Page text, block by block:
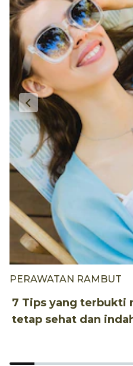
PERAWATAN RAMBUT
7 Tips yang terbukti
tetap sehat dan